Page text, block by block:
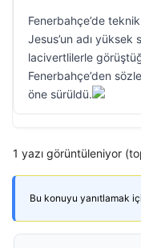
Fenerbahçe’de
Jesus’un adı yüksek
lacivertlilerle
Fenerbahçe’den
öne sürüldü.
1 yazı görüntüleniyor
Bu konuyu yanıtlamak